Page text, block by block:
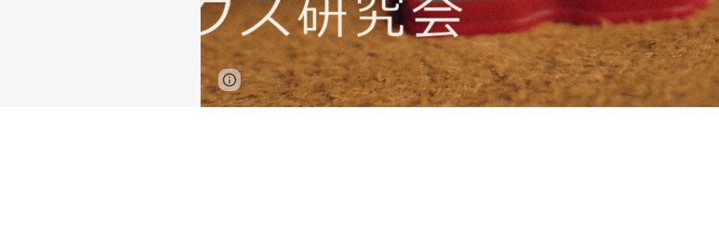
Page
updated
Google Sites Report abuse